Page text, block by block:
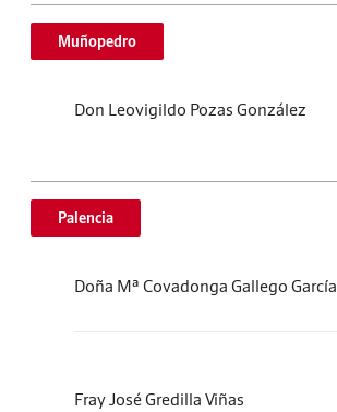
Muñopedro
Don Leovigildo Pozas González
Palencia
Doña Mª Covadonga Gallego García
Fray José Gredilla Viñas